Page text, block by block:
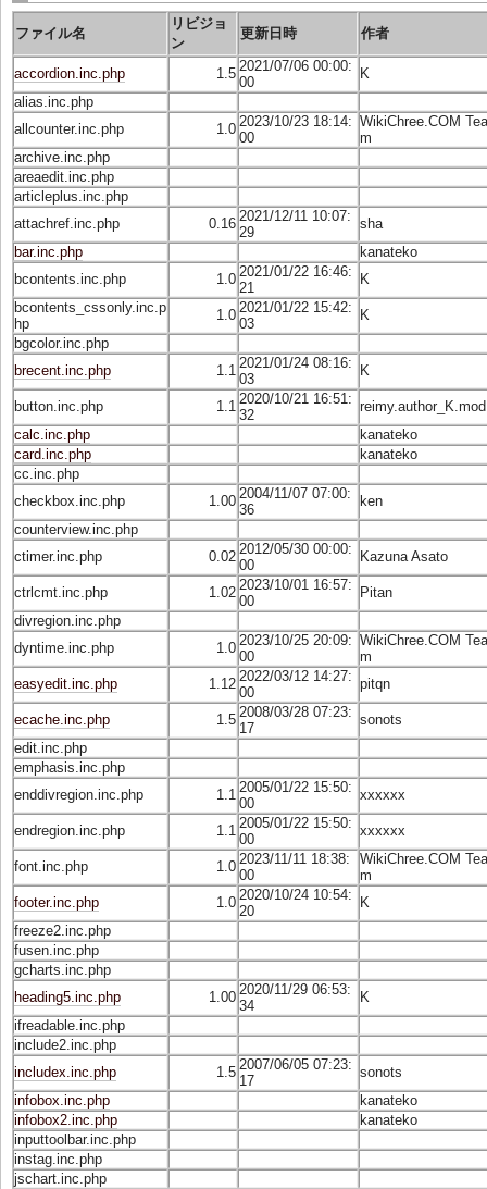
ファイル名
リビジョ
ン
更新日時 作者
accordion.inc.php 1.5 2021/07/06 00:00:
00
K
alias.inc.php
allcounter.inc.php
1.0 2023/10/23 18:14:
00
WikiChree.COM Tea
m
archive.inc.php
areaedit.inc.php
articleplus.inc.php
attachref.inc.php
0.16 2021/12/11 10:07:
29
sha
bar.inc.php
kanateko
bcontents.inc.php
1.0 2021/01/22 16:46:
21
K
bcontents_cssonly.inc.p
hp
1.0 2021/01/22 15:42:
03
K
bgcolor.inc.php
brecent.inc.php
1.1 2021/01/24 08:16:
03
K
button.inc.php 1.1 2020/10/21 16:51:
32
reimy.author_K.mod
calc.inc.php
kanateko
card.inc.php
kanateko
cc.inc.php
checkbox.inc.php
1.00 2004/11/07 07:00:
36
ken
counterview.inc.php
ctimer.inc.php
0.02 2012/05/30 00:00:
00
Kazuna Asato
ctrlcmt.inc.php 1.02 2023/10/01 16:57:
00
Pitan
divregion.inc.php
dyntime.inc.php
1.0 2023/10/25 20:09:
00
WikiChree.COM Tea
m
easyedit.inc.php
1.12 2022/03/12 14:27:
00
pitqn
ecache.inc.php 1.5 2008/03/28 07:23:
17
sonots
edit.inc.php
emphasis.inc.php
enddivregion.inc.php
1.1 2005/01/22 15:50:
00
xxxxxx
endregion.inc.php 1.1 2005/01/22 15:50:
00
xxxxxx
font.inc.php 1.0 2023/11/11 18:38:
00
WikiChree.COM Tea
m
footer.inc.php
1.0 2020/10/24 10:54:
20
K
freeze2.inc.php
fusen.inc.php
gcharts.inc.php
heading5.inc.php
1.00 2020/11/29 06:53:
34
K
ifreadable.inc.php
include2.inc.php
includex.inc.php
1.5 2007/06/05 07:23:
17
sonots
infobox.inc.php
kanateko
infobox2.inc.php
kanateko
inputtoolbar.inc.php
instag.inc.php
jschart.inc.php